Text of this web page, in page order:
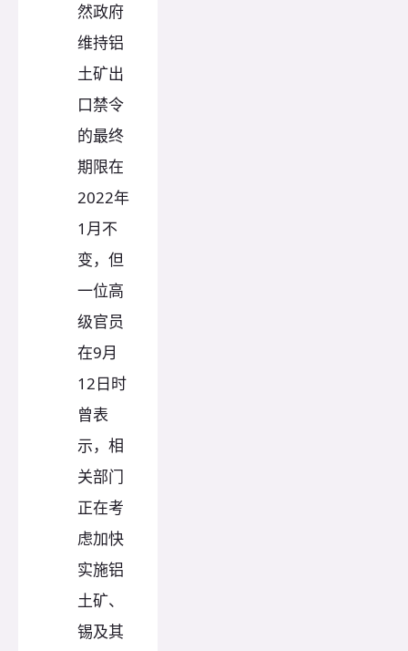
然政府
维持铝
土矿出
口禁令
的最终
期限在
2022年
1月不
变，但
一位高
级官员
在9月
12日时
曾表
示，相
关部门
正在考
虑加快
实施铝
土矿、
锡及其